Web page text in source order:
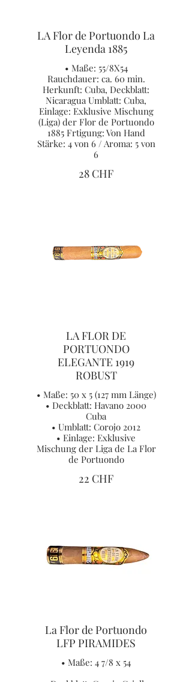
LA Flor de Portuondo La
Leyenda 1885
• Maße: 55/8X54
Rauchdauer: ca. 60 min.
Herkunft: Cuba, Deckblatt:
Nicaragua Umblatt: Cuba,
Einlage: Exklusive Mischung
(Liga) der Flor de Portuondo
1885 Frtigung: Von Hand
Stärke: 4 von 6 / Aroma: 5 von
6
28 CHF
LA FLOR DE
PORTUONDO
ELEGANTE 1919
ROBUST
• Maße: 50 x 5 (127 mm Länge)
• Deckblatt: Havano 2000
Cuba
• Umblatt: Corojo 2012
• Einlage: Exklusive
Mischung der Liga de La Flor
de Portuondo
22 CHF
La Flor de Portuondo
LFP PIRAMIDES
• Maße: 4 7/8 x 54